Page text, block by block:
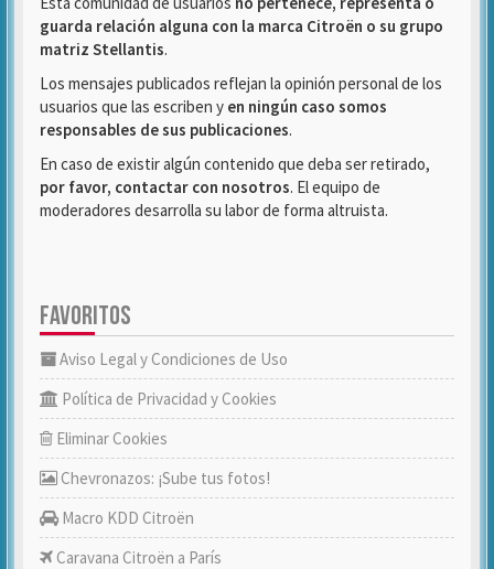
guarda relación alguna con la marca Citroën o su grupo
matriz Stellantis.
Los mensajes publicados reflejan la opinión personal de los
usuarios que las escriben y en ningún caso somos
responsables de sus publicaciones.
En caso de existir algún contenido que deba ser retirado,
por favor, contactar con nosotros. El equipo de
moderadores desarrolla su labor de forma altruista.
FAVORITOS
Aviso Legal y Condiciones de Uso
Política de Privacidad y Cookies
Eliminar Cookies
Chevronazos: ¡Sube tus fotos!
Macro KDD Citroën
Caravana Citroën a París